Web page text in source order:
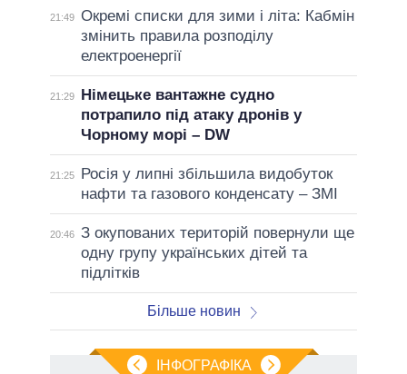
21:49 Окремі списки для зими і літа: Кабмін
змінить правила розподілу
електроенергії
21:29
Німецьке вантажне судно
потрапило під атаку дронів у
Чорному морі – DW
21:25
Росія у липні збільшила видобуток
нафти та газового конденсату – ЗМІ
20:46 З окупованих територій повернули ще
одну групу українських дітей та
підлітків
Більше новин
ІНФОГРАФІКА